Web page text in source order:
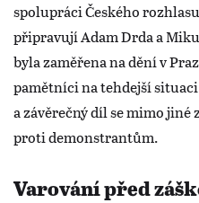
spolupráci Českého
připravují Adam Drda a
byla zaměřena na dění v
pamětníci na tehdejší
a závěrečný díl se mimo
proti demonstrantům.
Varování před